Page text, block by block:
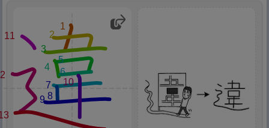
1
2
3
4
6
5
8
7
9
10
11